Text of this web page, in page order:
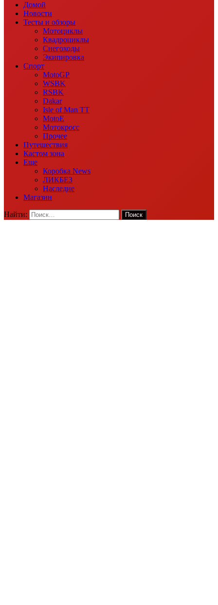
Домой
Новости
Тесты и обзоры
Мотоциклы
Квадроциклы
Снегоходы
Экипировка
Спорт
MotoGP
WSBK
RSBK
Dakar
Isle of Man TT
MotoE
Мотокросс
Прочее
Путешествия
Кастом зона
Еще
Коробка News
ЛИКБЕЗ
Наследие
Магазин
Найти: